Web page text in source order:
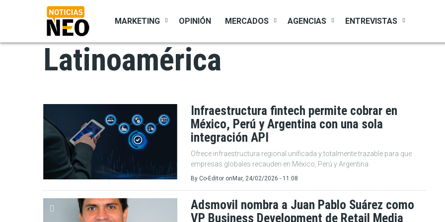
principal
MARKETING OPINIÓN MERCADOS AGENCIAS ENTREVISTAS
Latinoamérica
Infraestructura fintech permite cobrar en
México, Perú y Argentina con una sola
integración API
Ofrece infraestructura regional unificada y totalmente trazable para que
empresas globales recauden en México, Perú y Argentina
By Co-Editor on Mar, 24/02/2026 - 11:08
Adsmovil nombra a Juan Pablo Suárez como
VP Business Development de Retail Media